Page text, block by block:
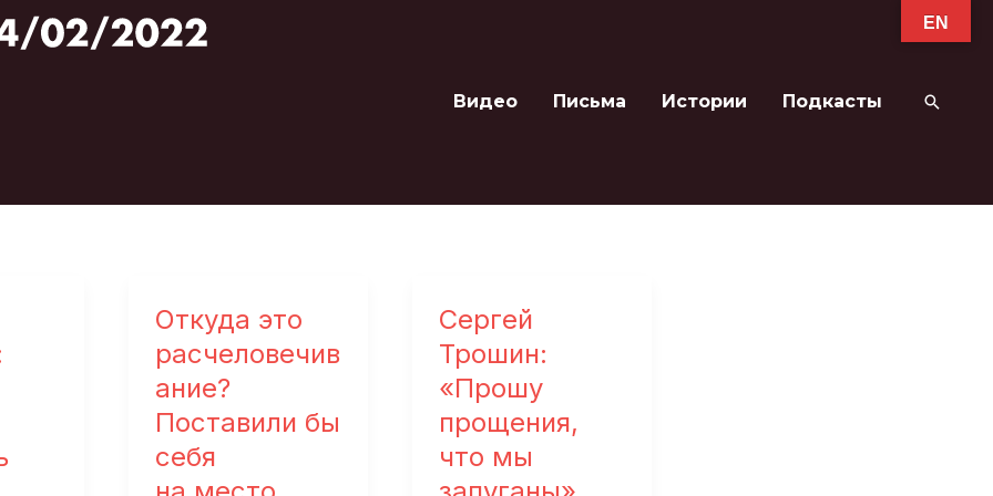
Видео Письма Истории Подкасты Поиск
Откуда это
расчеловечив
ание?
Поставили бы
себя
Сергей
Трошин:
«Прошу
прощения,
что мы
EN